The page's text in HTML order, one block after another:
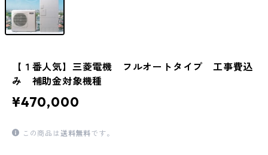
【１番人気】三菱電機 フルオートタイプ 工事費込
み 補助金対象機種
¥470,000
この商品は送料無料です。